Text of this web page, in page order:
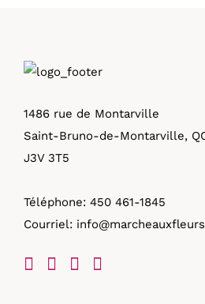
1486 rue de Montarville
Saint-Bruno-de-Montarville,
J3V 3T5
Téléphone: 450 461-1845
Courriel: